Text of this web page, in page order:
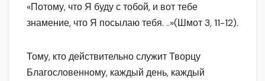
«Потому, что Я буду с тобой, и вот тебе
знамение, что Я посылаю тебя. ..»(Шмот 3, 11-12).
Тому, кто действительно служит Творцу
Благословенному, каждый день, каждый